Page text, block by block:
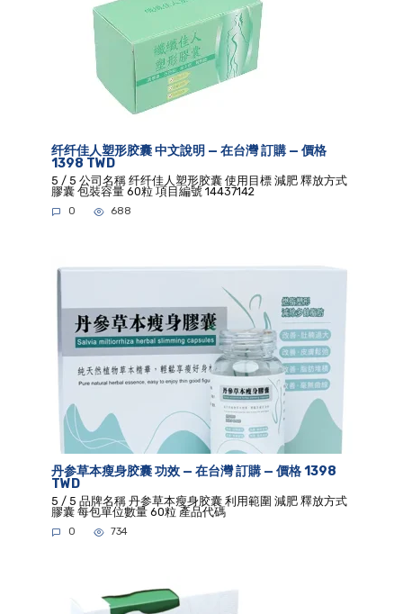
纤纤佳人塑形胶囊 中文說明 — 在台灣 訂購 — 價格
1398 TWD
5 / 5 公司名稱 纤纤佳人塑形胶囊 使用目標 減肥 釋放方式
膠囊 包裝容量 60粒 項目編號 14437142
0 688
丹参草本瘦身胶囊 功效 — 在台灣 訂購 — 價格 1398
TWD
5 / 5 品牌名稱 丹参草本瘦身胶囊 利用範圍 減肥 釋放方式
膠囊 每包單位數量 60粒 產品代碼
0 734